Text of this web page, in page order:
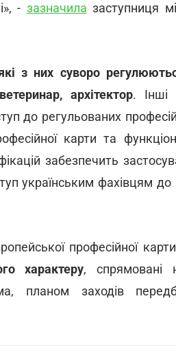
- зазначила заступниця
з них суворо
архітектор. Інші
до регульованих
карти та
забезпечить
українським фахівцям до
професійної
характеру, спрямовані
планом заходів